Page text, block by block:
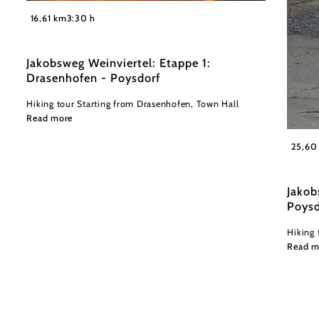
Weinviertel Tourismus / Mandl
16,61 km3:30 h
Jakobsweg Weinviertel: Etappe 1:
Drasenhofen - Poysdorf
Hiking tour Starting from Drasenhofen, Town Hall
Read more
25,60
Hiking
Read